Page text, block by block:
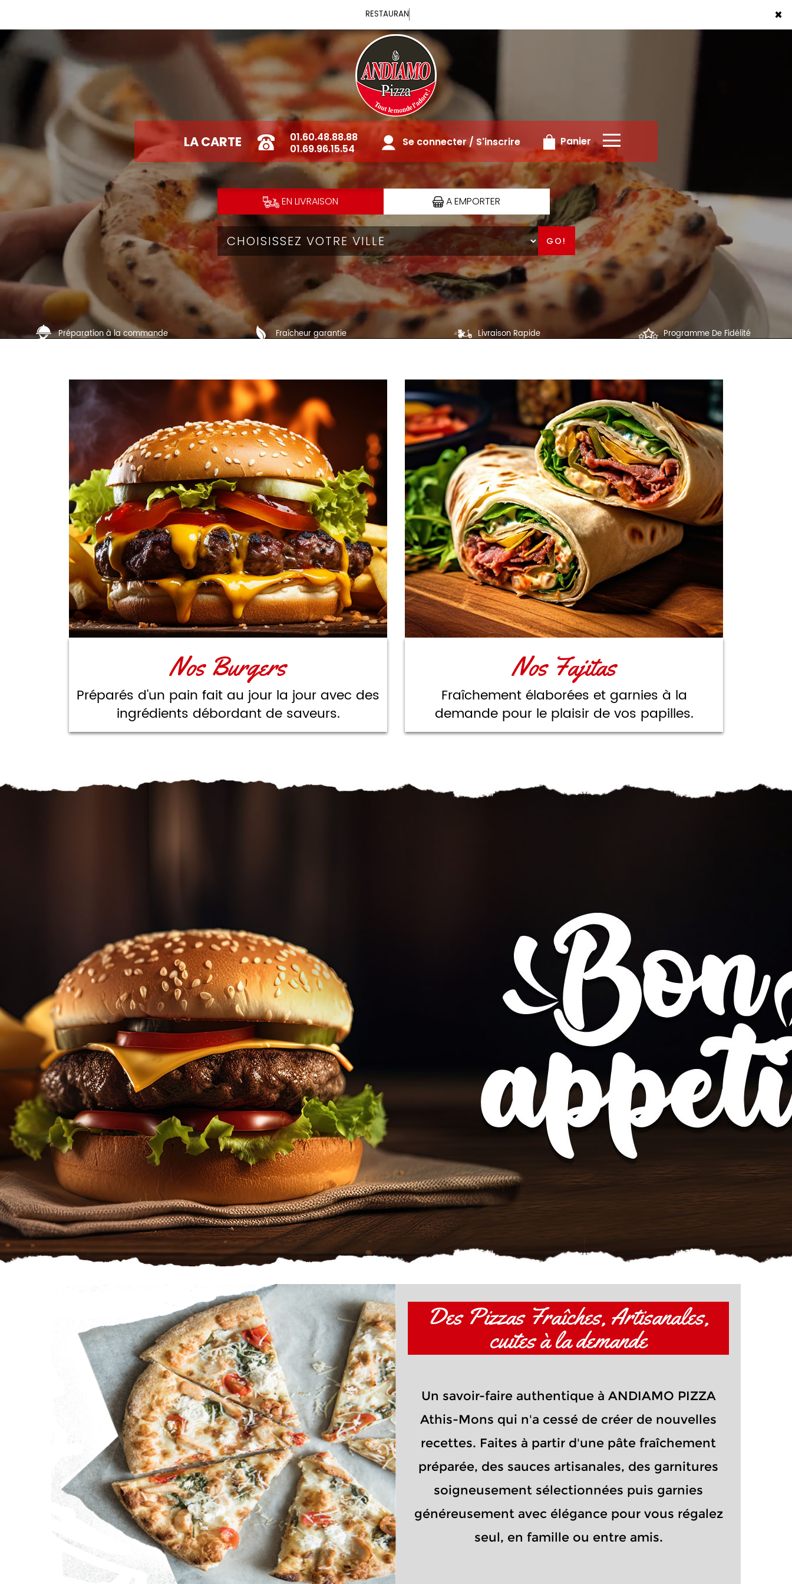
×
Vous pouvez commander votr
LA CARTE
01.60.48.88.88
01.69.96.15.54
Se connecter / S'inscrire Panier
x
EN LIVRAISON A EMPORTER
GO!
Préparation à la commande Fraîcheur garantie Livraison Rapide Programme De Fidélité
Nos Burgers
Préparés d'un pain fait au jour la jour avec des
ingrédients débordant de saveurs.
Nos Fajitas
Fraîchement élaborées et garnies à la
demande pour le plaisir de vos papilles.
Des Pizzas Fraîches, Artisanales,
cuites à la demande
Un savoir-faire authentique à ANDIAMO PIZZA
Athis-Mons qui n'a cessé de créer de nouvelles
recettes. Faites à partir d'une pâte fraîchement
préparée, des sauces artisanales, des garnitures
soigneusement sélectionnées puis garnies
généreusement avec élégance pour vous régalez
seul, en famille ou entre amis.